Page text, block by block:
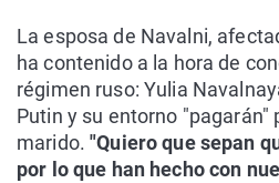
La esposa de Navalni,
ha contenido a la hora de
régimen ruso: Yulia
Putin y su entorno "pagarán"
marido."Quiero que sepan
por lo que han hecho con